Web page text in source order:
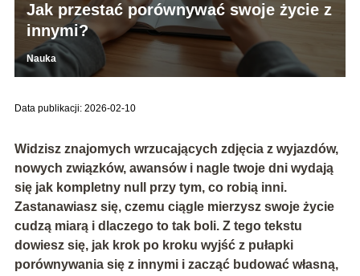
Jak przestać porównywać swoje życie z
innymi?
Nauka
Data publikacji: 2026-02-10
Widzisz znajomych wrzucających zdjęcia z wyjazdów,
nowych związków, awansów i nagle twoje dni wydają
się jak kompletny null przy tym, co robią inni.
Zastanawiasz się, czemu ciągle mierzysz swoje życie
cudzą miarą i dlaczego to tak boli. Z tego tekstu
dowiesz się, jak krok po kroku wyjść z pułapki
porównywania się z innymi i zacząć budować własną,